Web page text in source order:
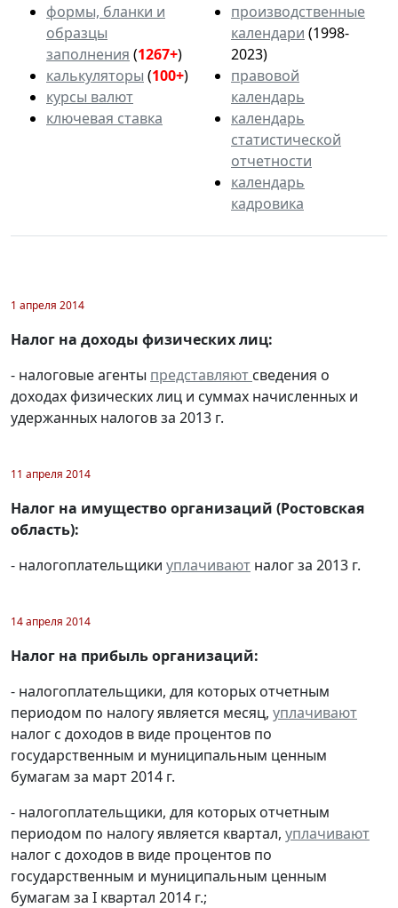
формы, бланки и
образцы
заполнения (1267+)
калькуляторы (100+)
курсы валют
ключевая ставка
производственные
календари (1998-
2023)
правовой
календарь
календарь
статистической
отчетности
календарь
кадровика
1 апреля 2014
Налог на доходы физических лиц:
- налоговые агенты представляют сведения о
доходах физических лиц и суммах начисленных и
удержанных налогов за 2013 г.
11 апреля 2014
Налог на имущество организаций (Ростовская
область):
- налогоплательщики уплачивают налог за 2013 г.
14 апреля 2014
Налог на прибыль организаций:
- налогоплательщики, для которых отчетным
периодом по налогу является месяц, уплачивают
налог с доходов в виде процентов по
государственным и муниципальным ценным
бумагам за март 2014 г.
- налогоплательщики, для которых отчетным
периодом по налогу является квартал, уплачивают
налог с доходов в виде процентов по
государственным и муниципальным ценным
бумагам за I квартал 2014 г.;